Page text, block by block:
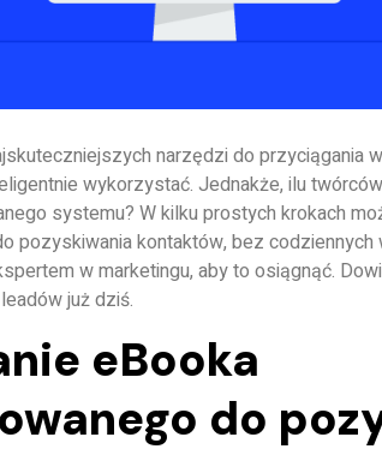
narzędzi do przyciągania
wykorzystać. Jednakże, ilu
systemu? W kilku prostych krokach
pozyskiwania kontaktów, bez codziennych
w marketingu, aby to osiągnąć.
już dziś.
eBooka
do